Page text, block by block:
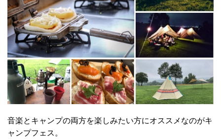
音楽とキャンプの両方を楽しみたい方にオススメなのがキ
ャンプフェス。